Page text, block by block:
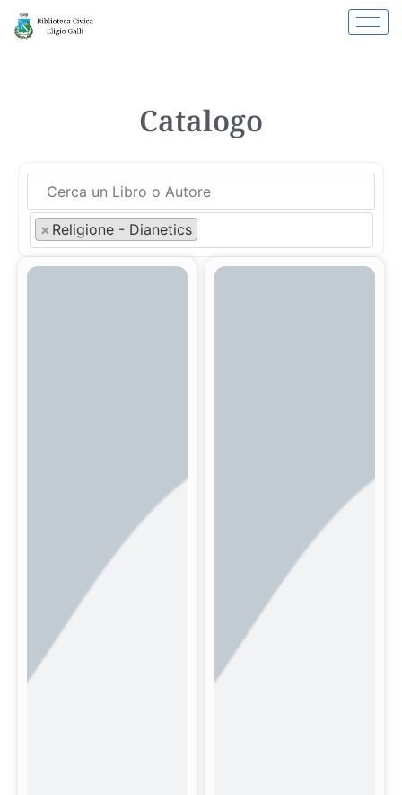
Catalogo
× Religione - Dianetics